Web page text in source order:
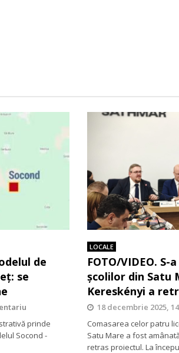
de
se
prinde
Socond -
LOCALE
FOTO/VIDEO.
școlilor din Satu
Kereskényi a
18 decembrie 2025,
Comasarea celor patru
Satu Mare a fost
retras proiectul. La